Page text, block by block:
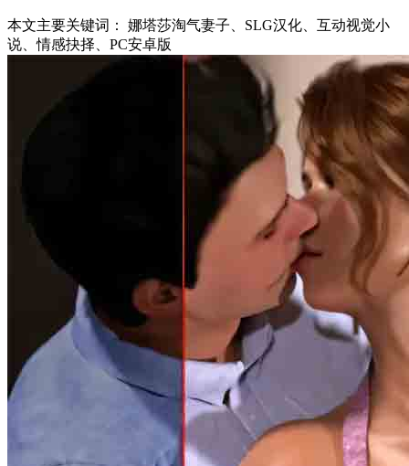
本文主要关键词： 娜塔莎淘气妻子、SLG汉化、互动视觉小
说、情感抉择、PC安卓版